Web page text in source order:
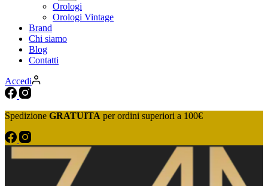
Orologi
Orologi Vintage
Brand
Chi siamo
Blog
Contatti
Accedi
Spedizione GRATUITA per ordini superiori a 100€